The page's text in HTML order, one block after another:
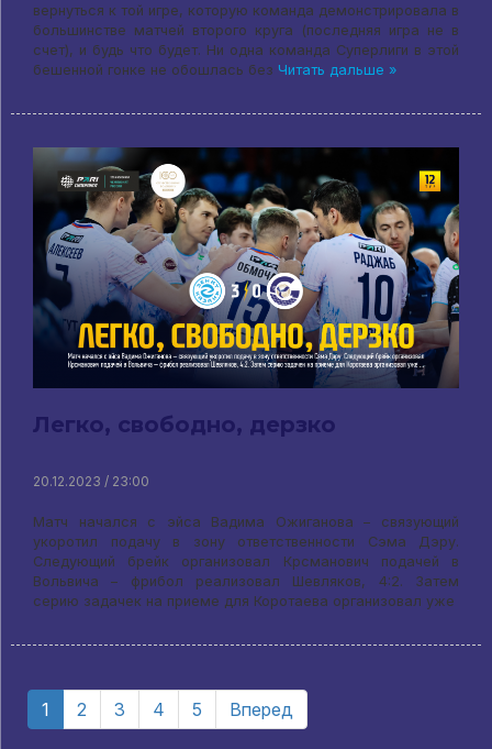
вернуться к той игре, которую команда демонстрировала в
большинстве матчей второго круга (последняя игра не в
счет), и будь что будет. Ни одна команда Суперлиги в этой
бешенной гонке не обошлась без Читать дальше »
Легко, свободно, дерзко
20.12.2023 / 23:00
Матч начался с эйса Вадима Ожиганова – связующий
укоротил подачу в зону ответственности Сэма Дэру.
Следующий брейк организовал Крсманович подачей в
Вольвича – фрибол реализовал Шевляков, 4:2. Затем
серию задачек на приеме для Коротаева организовал уже
1 2 3 4 5 Вперед